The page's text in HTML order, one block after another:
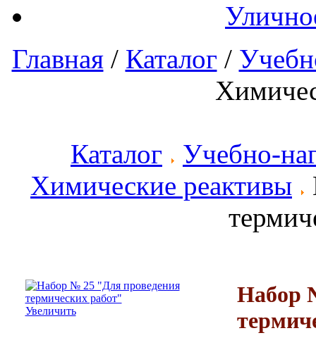
Главная/ Каталог /
Каталог
Учебно-
Химические реактивы
Увеличить
Набор